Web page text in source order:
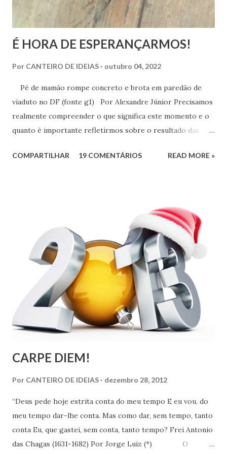
É HORA DE ESPERANÇARMOS!
Por CANTEIRO DE IDEIAS outubro 04, 2022
Pé de mamão rompe concreto e brota em paredão de
viaduto no DF (fonte g1) Por Alexandre Júnior Precisamos
realmente compreender o que significa este momento e o
quanto é importante refletirmos sobre o resultado das
esperançar! A História do Brasil é feita de invasão,
COMPARTILHAR 19 COMENTÁRIOS READ MORE »
CARPE DIEM!
Por CANTEIRO DE IDEIAS dezembro 28, 2012
“Deus pede hoje estrita conta do meu tempo E eu vou, do
meu tempo dar-lhe conta. Mas como dar, sem tempo, tanto
conta Eu, que gastei, sem conta, tanto tempo? Frei Antonio
das Chagas (1631-1682) Por Jorge Luiz (*) O